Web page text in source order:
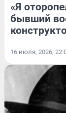
«Я
бывший
16 июля, 2026,